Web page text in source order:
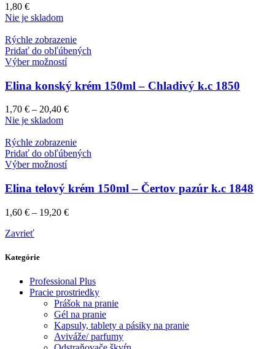
1,80 €
Nie je skladom
Rýchle zobrazenie
Pridať do obľúbených
Výber možností
Elina konský krém 150ml – Chladivý k.c 1850
1,70 € – 20,40 €
Nie je skladom
Rýchle zobrazenie
Pridať do obľúbených
Výber možností
Elina telový krém 150ml – Čertov pazúr k.c 1848
1,60 € – 19,20 €
Zavrieť
Kategórie
Professional Plus
Pracie prostriedky
Prášok na pranie
Gél na pranie
Kapsuly, tablety a pásiky na pranie
Aviváže/ parfumy